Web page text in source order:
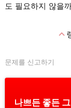
도 필요하지 않을
expand_less
문제를 신고하기
나쁘든 좋든